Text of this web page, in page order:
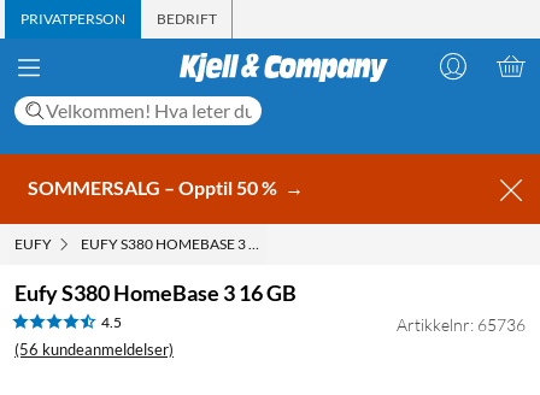
PRIVATPERSON BEDRIFT
SOMMERSALG – Opptil 50 % →
EUFY EUFY S380 HOMEBASE 3 16 GB
Eufy S380 HomeBase 3 16 GB
4.5
(56 kundeanmeldelser)
Artikkelnr: 65736